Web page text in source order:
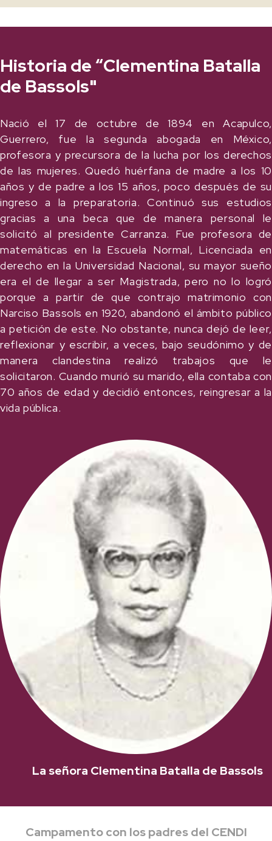
Historia de “Clementina Batalla
de Bassols"
Nació el 17 de octubre de 1894 en Acapulco,
Guerrero, fue la segunda abogada en México,
profesora y precursora de la lucha por los derechos
de las mujeres. Quedó huérfana de madre a los 10
años y de padre a los 15 años, poco después de su
ingreso a la preparatoria. Continuó sus estudios
gracias a una beca que de manera personal le
solicitó al presidente Carranza. Fue profesora de
matemáticas en la Escuela Normal, Licenciada en
derecho en la Universidad Nacional, su mayor sueño
era el de llegar a ser Magistrada, pero no lo logró
porque a partir de que contrajo matrimonio con
Narciso Bassols en 1920, abandonó el ámbito público
a petición de este. No obstante, nunca dejó de leer,
reflexionar y escribir, a veces, bajo seudónimo y de
manera clandestina realizó trabajos que le
solicitaron. Cuando murió su marido, ella contaba con
70 años de edad y decidió entonces, reingresar a la
vida pública.
La señora Clementina Batalla de Bassols
Campamento con los padres del CENDI